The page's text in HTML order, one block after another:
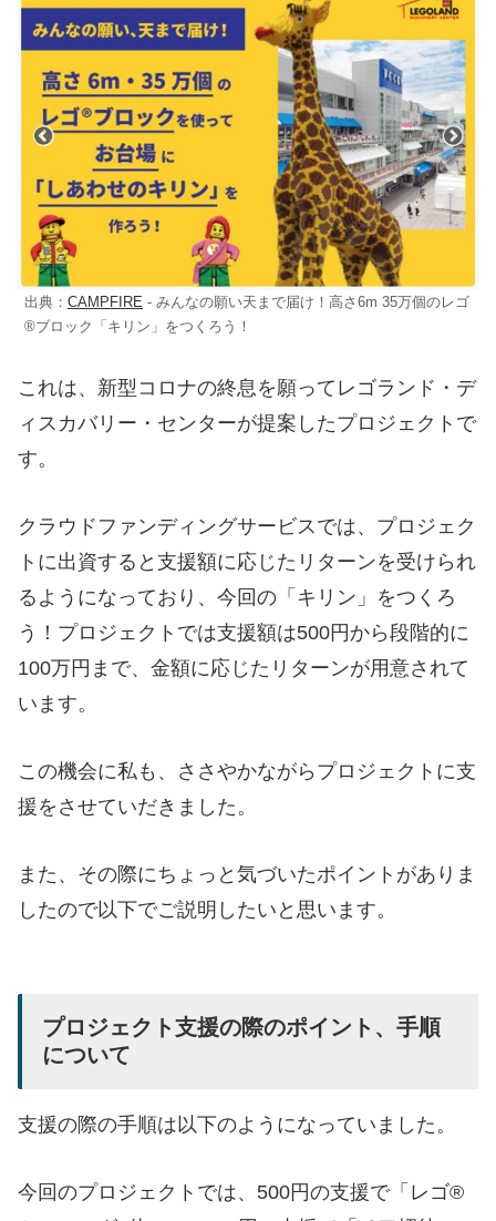
出典： CAMPFIRE - みんなの願い天まで届け！高さ6m 35万個のレゴ
®ブロック「キリン」をつくろう！
これは、新型コロナの終息を願ってレゴランド・デ
ィスカバリー・センターが提案したプロジェクトで
す。
クラウドファンディングサービスでは、プロジェク
トに出資すると支援額に応じたリターンを受けられ
るようになっており、今回の「キリン」をつくろ
う！プロジェクトでは支援額は500円から段階的に
100万円まで、金額に応じたリターンが用意されて
います。
この機会に私も、ささやかながらプロジェクトに支
援をさせていだきました。
また、その際にちょっと気づいたポイントがありま
したので以下でご説明したいと思います。
プロジェクト支援の際のポイント、手順
について
支援の際の手順は以下のようになっていました。
今回のプロジェクトでは、500円の支援で「レゴ®